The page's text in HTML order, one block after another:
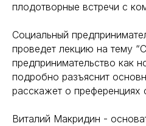
плодотворные встречи с
Социальный
проведет лекцию на тему
предпринимательство как
подробно разъяснит
расскажет о преференциях
Виталий Макридин -